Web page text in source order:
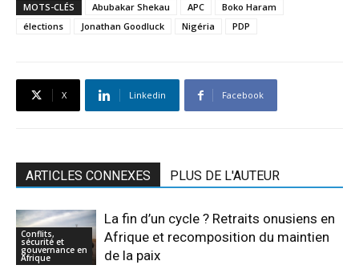
MOTS-CLÉS Abubakar Shekau APC
Boko Haram
élections
Jonathan Goodluck Nigéria PDP
X Linkedin Facebook
ARTICLES CONNEXES PLUS DE L'AUTEUR
Conflits,
sécurité et
gouvernance en
Afrique
La fin d’un cycle ? Retraits onusiens en
Afrique et recomposition du maintien
de la paix